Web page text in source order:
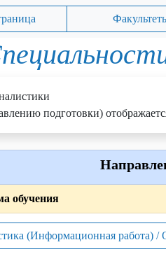
подготовки)
обучения
(Информационная работа)